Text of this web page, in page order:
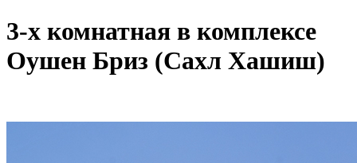
3-х комнатная в комплексе
Оушен Бриз (Сахл Хашиш)